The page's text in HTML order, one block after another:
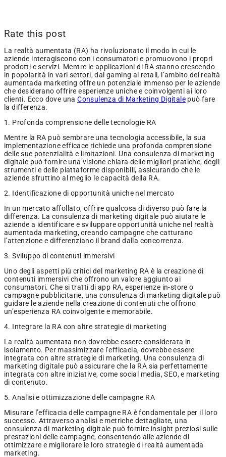
Rate this post
La realtà aumentata (RA) ha rivoluzionato il modo in cui le
aziende interagiscono con i consumatori e promuovono i propri
prodotti e servizi. Mentre le applicazioni di RA stanno crescendo
in popolarità in vari settori, dal gaming al retail, l’ambito del realtà
aumentada marketing offre un potenziale immenso per le aziende
che desiderano offrire esperienze uniche e coinvolgenti ai loro
clienti. Ecco dove unaConsulenza di Marketing Digitale può fare
la differenza.
1. Profonda comprensione delle tecnologie RA
Mentre la RA può sembrare una tecnologia accessibile, la sua
implementazione efficace richiede una profonda comprensione
delle sue potenzialità e limitazioni. Una consulenza di marketing
digitale può fornire una visione chiara delle migliori pratiche, degli
strumenti e delle piattaforme disponibili, assicurando che le
aziende sfruttino al meglio le capacità della RA.
2. Identificazione di opportunità uniche nel mercato
In un mercato affollato, offrire qualcosa di diverso può fare la
differenza. La consulenza di marketing digitale può aiutare le
aziende a identificare e sviluppare opportunità uniche nel realtà
aumentada marketing, creando campagne che catturano
l’attenzione e differenziano il brand dalla concorrenza.
3. Sviluppo di contenuti immersivi
Uno degli aspetti più critici del marketing RA è la creazione di
contenuti immersivi che offrono un valore aggiunto ai
consumatori. Che si tratti di app RA, esperienze in-store o
campagne pubblicitarie, una consulenza di marketing digitale può
guidare le aziende nella creazione di contenuti che offrono
un’esperienza RA coinvolgente e memorabile.
4. Integrare la RA con altre strategie di marketing
La realtà aumentata non dovrebbe essere considerata in
isolamento. Per massimizzare l’efficacia, dovrebbe essere
integrata con altre strategie di marketing. Una consulenza di
marketing digitale può assicurare che la RA sia perfettamente
integrata con altre iniziative, come social media, SEO, e marketing
di contenuto.
5. Analisi e ottimizzazione delle campagne RA
Misurare l’efficacia delle campagne RA è fondamentale per il loro
successo. Attraverso analisi e metriche dettagliate, una
consulenza di marketing digitale può fornire insight preziosi sulle
prestazioni delle campagne, consentendo alle aziende di
ottimizzare e migliorare le loro strategie di realtà aumentada
marketing.